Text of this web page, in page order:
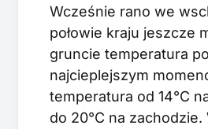
Wcześnie rano we
połowie kraju jeszcze
gruncie temperatura
najcieplejszym
temperatura od 14°C
do 20°C na zachodzie.